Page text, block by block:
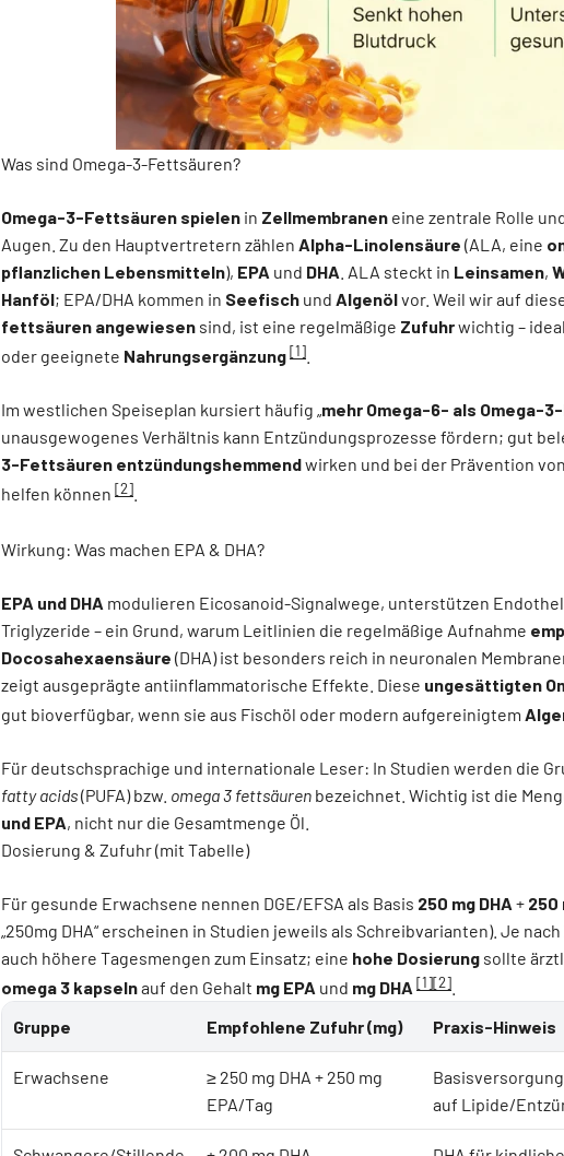
Was sind Omega-3-Fettsäuren?
Omega-3-Fettsäuren spielen in Zellmembranen eine zentrale Rolle
Augen. Zu den Hauptvertretern zählen Alpha-Linolensäure (ALA, eine
pflanzlichen Lebensmitteln), EPA und DHA . ALA steckt in Leinsamen,
Hanföl; EPA/DHA kommen in Seefisch und Algenölvor. Weil wir auf
fettsäuren angewiesen sind, ist eine regelmäßige Zufuhrwichtig – ideal
oder geeignete Nahrungsergänzung[1]
Im westlichen Speiseplan kursiert häufig „mehr Omega-6- als Omega-
unausgewogenes Verhältnis kann Entzündungsprozesse fördern; gut
3-Fettsäuren entzündungshemmendwirken und bei der Prävention von
helfen können [2]
Wirkung: Was machen EPA & DHA?
EPA und DHA modulieren Eicosanoid-Signalwege, unterstützen
Triglyzeride – ein Grund, warum Leitlinien die regelmäßige Aufnahme
Docosahexaensäure (DHA) ist besonders reich in neuronalen
zeigt ausgeprägte antiinflammatorische Effekte. Diese ungesättigten
gut bioverfügbar, wenn sie aus Fischöl oder modern aufgereinigtem
Für deutschsprachige und internationale Leser: In Studien werden die
fatty acids(PUFA) bzw. omega 3 fettsäuren bezeichnet. Wichtig ist die
und EPA, nicht nur die Gesamtmenge Öl.
Dosierung & Zufuhr (mit Tabelle)
Für gesunde Erwachsene nennen DGE/EFSA als Basis 250 mg DHA + 250
„250mg DHA“ erscheinen in Studien jeweils als Schreibvarianten). Je nach
auch höhere Tagesmengen zum Einsatz; eine hohe Dosierung sollte
omega 3 kapselnauf den Gehalt mg EPA und mg DHA [1][2]
Gruppe
Empfohlene Zufuhr (mg) Praxis-Hinweis
Erwachsene
≥ 250 mg DHA + 250 mg
EPA/Tag
auf Lipide/